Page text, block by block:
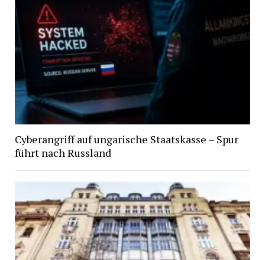
Cyberangriff auf ungarische Staatskasse – Spur
führt nach Russland